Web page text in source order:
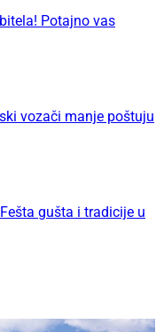
Potajno vas
vozači manje poštuju
gušta i tradicije u